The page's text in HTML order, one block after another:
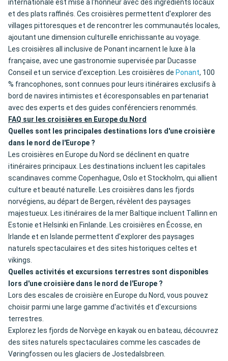
internationale est mise à l'honneur avec des ingrédients locaux
et des plats raffinés. Ces croisières permettent d'explorer des
villages pittoresques et de rencontrer les communautés locales,
ajoutant une dimension culturelle enrichissante au voyage.
Les croisières all inclusive de Ponant incarnent le luxe à la
française, avec une gastronomie supervisée par Ducasse
Conseil et un service d’exception. Les croisières de Ponant, 100
% francophones, sont connues pour leurs itinéraires exclusifs à
bord de navires intimistes et écoresponsables en partenariat
avec des experts et des guides conférenciers renommés.
FAQ sur les croisières en Europe du Nord
Quelles sont les principales destinations lors d'une croisière
dans le nord de l'Europe ?
Les croisières en Europe du Nord se déclinent en quatre
itinéraires principaux. Les destinations incluent les capitales
scandinaves comme Copenhague, Oslo et Stockholm, qui allient
culture et beauté naturelle. Les croisières dans les fjords
norvégiens, au départ de Bergen, révèlent des paysages
majestueux. Les itinéraires de la mer Baltique incluent Tallinn en
Estonie et Helsinki en Finlande. Les croisières en Écosse, en
Irlande et en Islande permettent d'explorer des paysages
naturels spectaculaires et des sites historiques celtes et
vikings.
Quelles activités et excursions terrestres sont disponibles
lors d'une croisière dans le nord de l'Europe ?
Lors des escales de croisière en Europe du Nord, vous pouvez
choisir parmi une large gamme d'activités et d'excursions
terrestres.
Explorez les fjords de Norvège en kayak ou en bateau, découvrez
des sites naturels spectaculaires comme les cascades de
Vøringfossen ou les glaciers de Jostedalsbreen.